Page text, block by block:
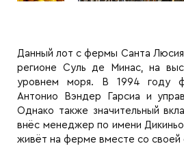
Данный лот с фермы Санта
регионе Суль де Минас, на
уровнем моря. В 1994 году
Антонио Вэндер Гарсиа и
Однако также значительный
внёс менеджер по имени
живёт на ферме вместе со своей